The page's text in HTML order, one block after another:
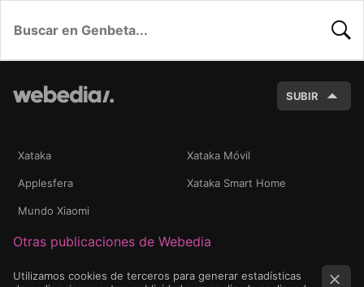
SUBIR
Xataka Xataka Móvil
Applesfera Xataka Smart Home
Mundo Xiaomi
Otras publicaciones de Webedia
Utilizamos cookies de terceros para generar estadísticas